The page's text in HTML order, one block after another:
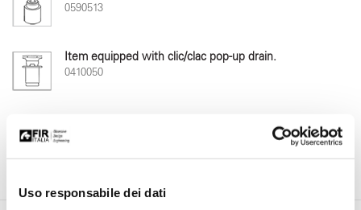
Uso responsabile dei dati
0590513
Item equipped with clic/clac pop-up drain.
0410050
6 L/min